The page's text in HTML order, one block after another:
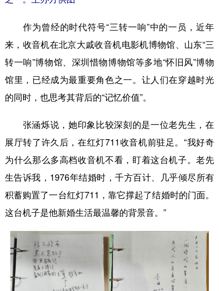
作为曾经的时代符号“三转一响”中的一员，近年
来，收音机在北京大戚收音机电影机博物馆、山东“三
转一响”博物馆、深圳惜物博物馆等多地“怀旧风”博物
馆里，已经成为最重要角色之一。让人们在穿越时光
的同时，也思考其背后的“记忆价值”。
张涵烁说，她印象比较深刻的是一位老先生，在
展厅转了许久后，在红灯711收音机前驻足。“我好奇
为什么那么多高档收音机不看，盯着这台机子。老先
生告诉我，1976年结婚时，千方百计、几乎倾尽所有
积蓄购置了一台红灯711，靠它撑起了结婚时的门面。
这台机子是他新婚生活最温馨的背景音。”